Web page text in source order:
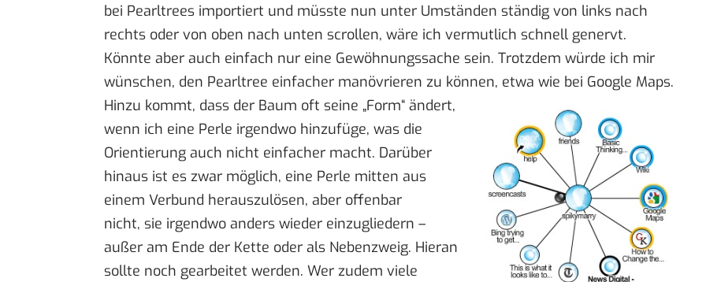
bei Pearltrees importiert und müsste nun unter Umständen ständig von links nach
rechts oder von oben nach unten scrollen, wäre ich vermutlich schnell genervt.
Könnte aber auch einfach nur eine Gewöhnungssache sein. Trotzdem würde ich mir
wünschen, den Pearltree einfacher manövrieren zu können, etwa wie bei Google Maps.
Hinzu kommt, dass der Baum oft seine „Form“ ändert,
wenn ich eine Perle irgendwo hinzufüge, was die
Orientierung auch nicht einfacher macht. Darüber
hinaus ist es zwar möglich, eine Perle mitten aus
einem Verbund herauszulösen, aber offenbar
nicht, sie irgendwo anders wieder einzugliedern –
außer am Ende der Kette oder als Nebenzweig. Hieran
sollte noch gearbeitet werden. Wer zudem viele